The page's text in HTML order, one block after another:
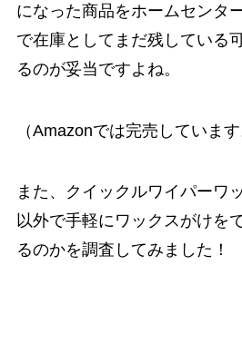
になった商品をホームセンタ
で在庫としてまだ残している
るのが妥当ですよね。
（Amazonでは完売しています
また、クイックルワイパーワ
以外で手軽にワックスがけを
るのかを調査してみました！